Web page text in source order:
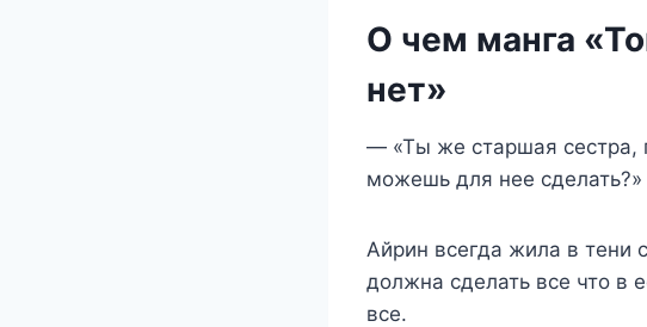
О чем манга
нет»
— «Ты же старшая сестра,
можешь для нее сделать?»
Айрин всегда жила в тени
должна сделать все что в
все.